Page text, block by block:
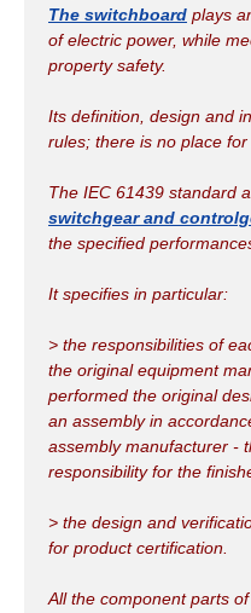
The switchboard plays
of electric power, while
property safety.
Its definition, design and
rules; there is no place for
The IEC 61439 standard
switchgear and
the specified
It specifies in particular:
> the responsibilities of
the original equipment
performed the original
an assembly in
assembly manufacturer -
responsibility for the
> the design and
for product certification.
All the component parts